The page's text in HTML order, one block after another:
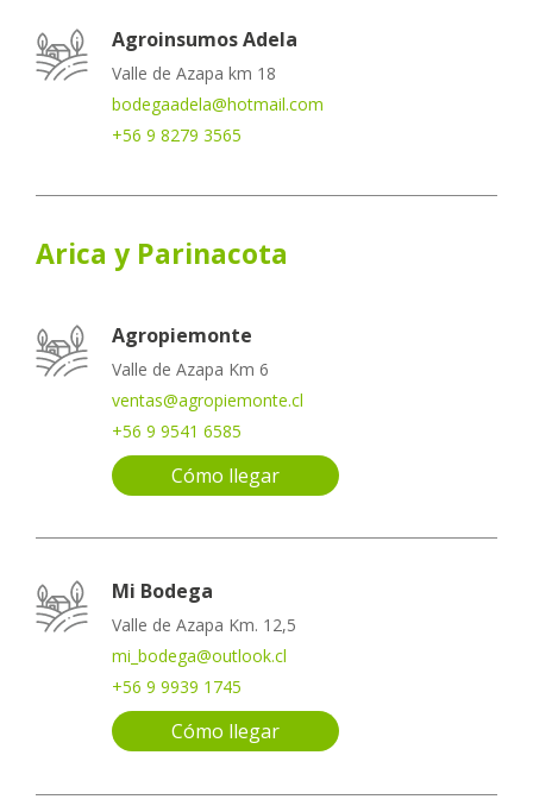
Agroinsumos Adela
Valle de Azapa km 18
bodegaadela@hotmail.com
+56 9 8279 3565
Arica y Parinacota
Agropiemonte
Valle de Azapa Km 6
ventas@agropiemonte.cl
+56 9 9541 6585
Cómo llegar
Mi Bodega
Valle de Azapa Km. 12,5
mi_bodega@outlook.cl
+56 9 9939 1745
Cómo llegar